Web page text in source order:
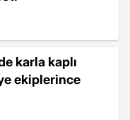
karla kaplı
ekiplerince